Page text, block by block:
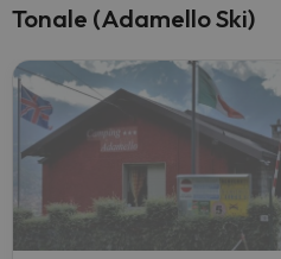
Tonale (Adamello Ski)